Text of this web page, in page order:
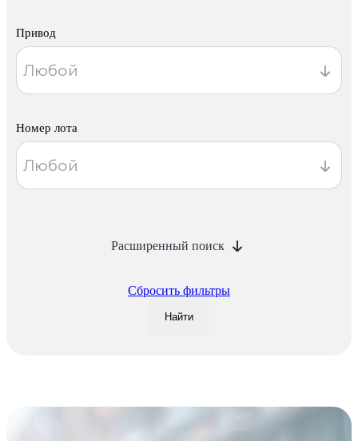
Привод
Номер лота
Расширенный поиск
Сбросить фильтры
Найти